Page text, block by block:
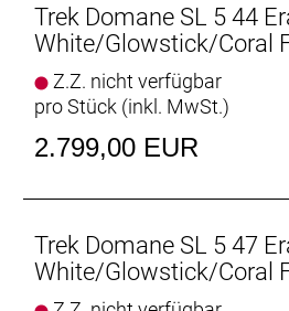
Aufnahmepunkten am
Ganztagestouren stets genug
Raffinierte Integration
Das Domane mit seiner
Zug-/Leitungsführung und der
Geschlecht: Uni
Trek Domane SL 5 44
White/Glowstick/Coral
Z.Z. nicht verfügbar
pro Stück (inkl. MwSt.)
2.799,00 EUR
Trek Domane SL 5 47
White/Glowstick/Coral